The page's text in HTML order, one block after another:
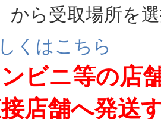
から受取場所を
くはこちら
ビニ等の店
店舗へ発送